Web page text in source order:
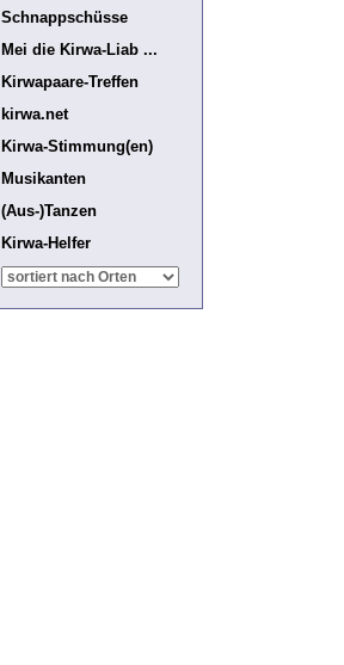
Schnappschüsse
Mei die Kirwa-Liab ...
Kirwapaare-Treffen
kirwa.net
Kirwa-Stimmung(en)
Musikanten
(Aus-)Tanzen
Kirwa-Helfer